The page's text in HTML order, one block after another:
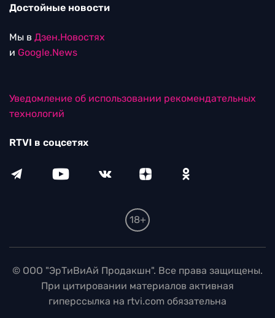
Достойные новости
Мы в Дзен.Новостях
и Google.News
Уведомление об использовании рекомендательных
технологий
RTVI в соцсетях
18+
© ООО "ЭрТиВиАй Продакшн". Все права защищены.
При цитировании материалов активная
гиперссылка на rtvi.com обязательна